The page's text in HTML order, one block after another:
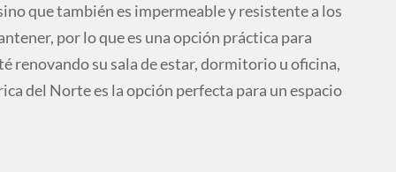
que también es impermeable y resistente a los
por lo que es una opción práctica para
renovando su sala de estar, dormitorio u oficina,
del Norte es la opción perfecta para un espacio